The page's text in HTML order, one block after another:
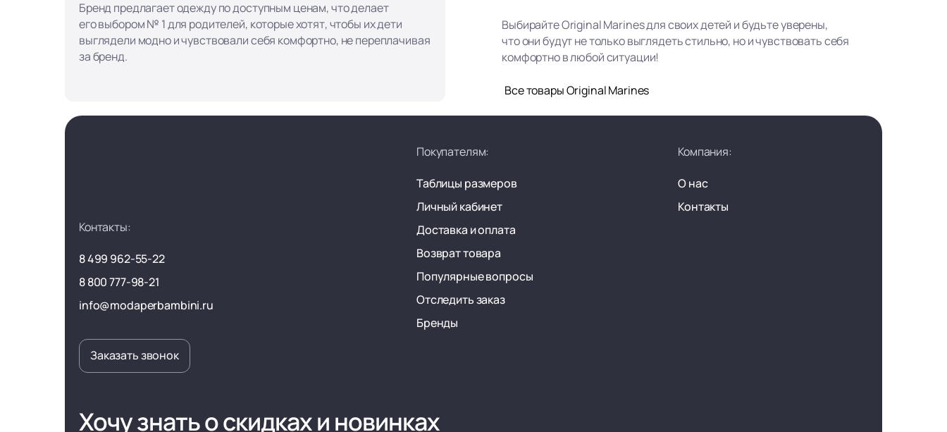
Бренд предлагает одежду по доступным ценам, что делает
его выбором № 1 для родителей, которые хотят, чтобы их дети
выглядели модно и чувствовали себя комфортно, не переплачивая
за бренд.
Выбирайте Original Marines для своих детей и будьте уверены,
что они будут не только выглядеть стильно, но и чувствовать себя
комфортно в любой ситуации!
Все товары Original Marines
Контакты:
8 499 962-55-22
8 800 777-98-21
info@modaperbambini.ru
Заказать звонок
Покупателям:
Таблицы размеров
Личный кабинет
Доставка и оплата
Возврат товара
Популярные вопросы
Отследить заказ
Бренды
Компания:
О нас
Контакты
Хочу знать о скидках и новинках